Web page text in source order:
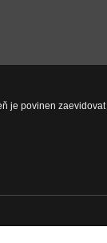
je povinen